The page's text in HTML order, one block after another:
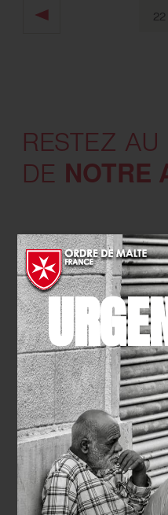
RESTEZ AU
DE NOTRE
NOTRE COMPTE
X (TWITTER)